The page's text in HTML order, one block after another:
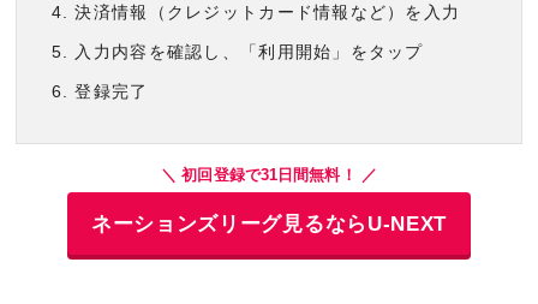
決済情報（クレジットカード情報など）を入力
入力内容を確認し、「利用開始」をタップ
登録完了
＼ 初回登録で31日間無料！ ／
ネーションズリーグ見るならU-NEXT